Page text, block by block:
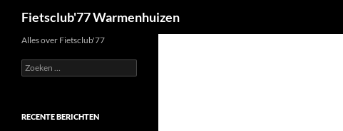
Fietsclub'77 Warmenhuizen
Alles over Fietsclub'77
Zoeken
naar:
RECENTE BERICHTEN